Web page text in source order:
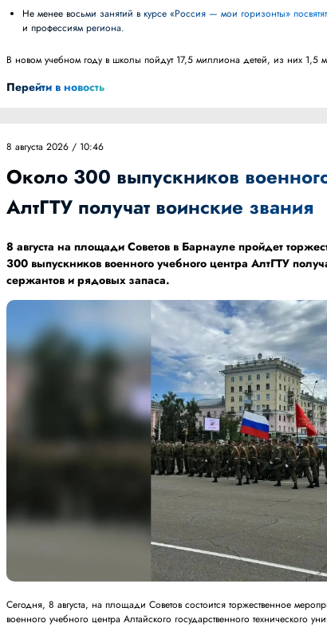
Не менее восьми занятий в курсе «Россия — мои горизонты» посвятят экономике, предприятиям
и профессиям региона.
В новом учебном году в школы пойдут 17,5 миллиона детей, из них 1,5
Перейти в новость
8 августа 2026 / 10:46
Около 300 выпускников
АлтГТУ получат воинские звания
8 августа на площади Советов в Барнауле пройдет
300 выпускников военного учебного центра АлтГТУ
сержантов и рядовых запаса.
Сегодня, 8 августа, на площади Советов состоится торжественное
военного учебного центра Алтайского государственного технического